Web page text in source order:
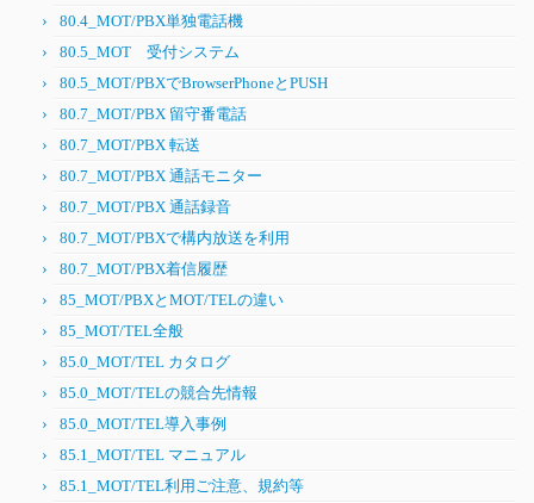
80.4_MOT/PBX単独電話機
80.5_MOT 受付システム
80.5_MOT/PBXでBrowserPhoneとPUSH
80.7_MOT/PBX 留守番電話
80.7_MOT/PBX 転送
80.7_MOT/PBX 通話モニター
80.7_MOT/PBX 通話録音
80.7_MOT/PBXで構内放送を利用
80.7_MOT/PBX着信履歴
85_MOT/PBXとMOT/TELの違い
85_MOT/TEL全般
85.0_MOT/TEL カタログ
85.0_MOT/TELの競合先情報
85.0_MOT/TEL導入事例
85.1_MOT/TEL マニュアル
85.1_MOT/TEL利用ご注意、規約等